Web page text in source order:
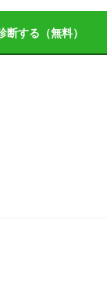
す。しかし、何よ
。
も塗料の価格に比
装時間の間隔の厳
断する（無料）